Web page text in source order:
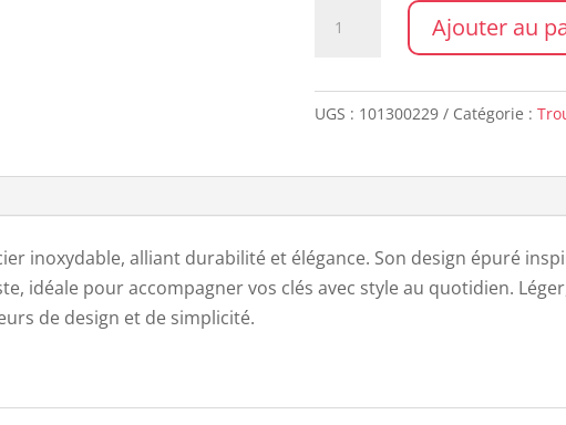
clé
Ajouter au
UGS : 101300229 Catégorie :
inoxydable, alliant durabilité et élégance. Son design épuré
idéale pour accompagner vos clés avec style au quotidien.
de design et de simplicité.